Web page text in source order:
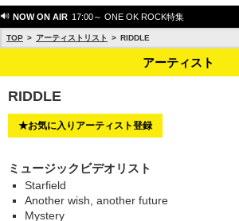
NOW ON AIR 17:00～ ONE OK ROCK特集
TOP アーティストリスト RIDDLE
アーティスト
RIDDLE
★お気に入りアーティスト登録
ミュージックビデオリスト
Starfield
Another wish, another future
Mystery